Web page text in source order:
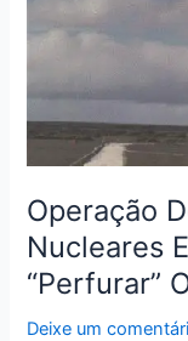
Operação
Nucleares
“Perfurar”
Deixe um